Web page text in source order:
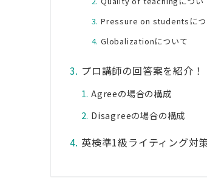
Pressure on studentsにつ
Globalizationについて
プロ講師の回答案を紹介！
Agreeの場合の構成
Disagreeの場合の構成
英検準1級ライティング対